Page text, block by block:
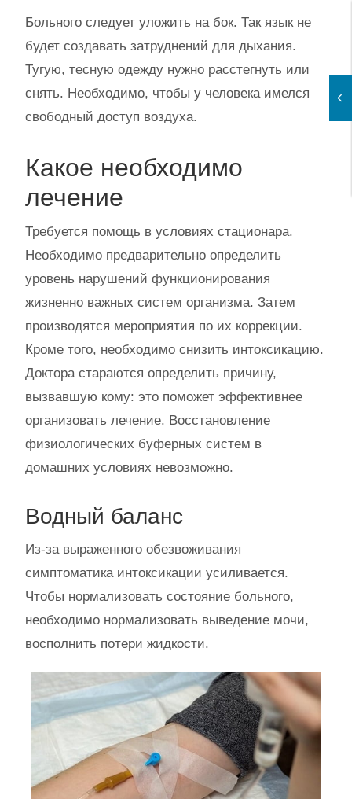
Больного следует уложить на бок. Так язык не
будет создавать затруднений для дыхания.
Тугую, тесную одежду нужно расстегнуть или
снять. Необходимо, чтобы у человека имелся
свободный доступ воздуха.
Какое необходимо
лечение
Требуется помощь в условиях стационара.
Необходимо предварительно определить
уровень нарушений функционирования
жизненно важных систем организма. Затем
производятся мероприятия по их коррекции.
Кроме того, необходимо снизить интоксикацию.
Доктора стараются определить причину,
вызвавшую кому: это поможет эффективнее
организовать лечение. Восстановление
физиологических буферных систем в
домашних условиях невозможно.
Водный баланс
Из-за выраженного обезвоживания
симптоматика интоксикации усиливается.
Чтобы нормализовать состояние больного,
необходимо нормализовать выведение мочи,
восполнить потери жидкости.